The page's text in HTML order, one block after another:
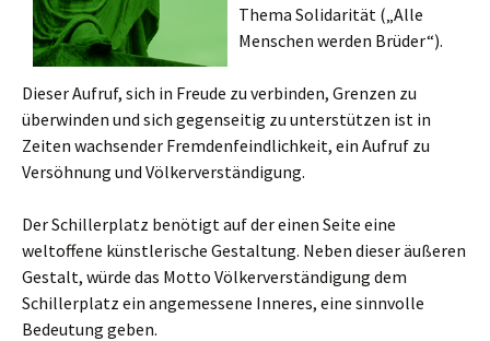
Thema Solidarität („Alle
Menschen werden Brüder“).
Dieser Aufruf, sich in Freude zu verbinden, Grenzen zu
überwinden und sich gegenseitig zu unterstützen ist in
Zeiten wachsender Fremdenfeindlichkeit, ein Aufruf zu
Versöhnung und Völkerverständigung.
Der Schillerplatz benötigt auf der einen Seite eine
weltoffene künstlerische Gestaltung. Neben dieser äußeren
Gestalt, würde das Motto Völkerverständigung dem
Schillerplatz ein angemessene Inneres, eine sinnvolle
Bedeutung geben.